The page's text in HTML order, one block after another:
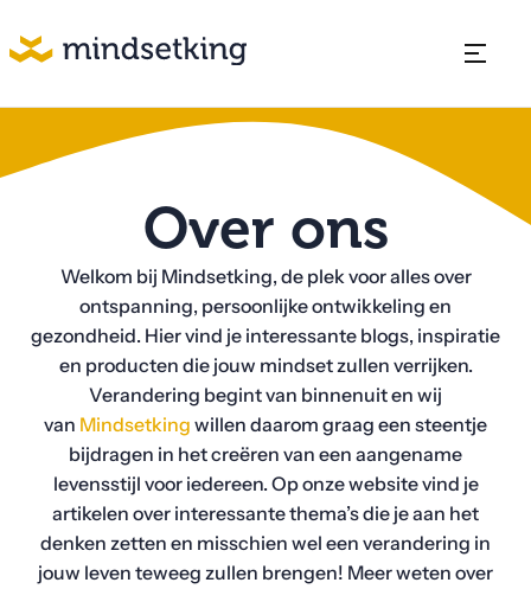
Over ons
Welkom bij Mindsetking, de plek voor alles over
ontspanning, persoonlijke ontwikkeling en
gezondheid. Hier vind je interessante blogs, inspiratie
en producten die jouw mindset zullen verrijken.
Verandering begint van binnenuit en wij
van Mindsetkingwillen daarom graag een steentje
bijdragen in het creëren van een aangename
levensstijl voor iedereen. Op onze website vind je
artikelen over interessante thema’s die je aan het
denken zetten en misschien wel een verandering in
jouw leven teweeg zullen brengen! Meer weten over